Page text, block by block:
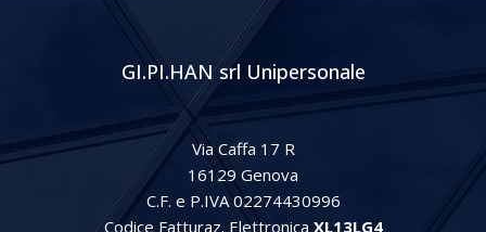
GI.PI.HAN srl Unipersonale
Via Caffa 17 R
16129 Genova
C.F. e P.IVA 02274430996
Codice Fatturaz. Elettronica XL13LG4